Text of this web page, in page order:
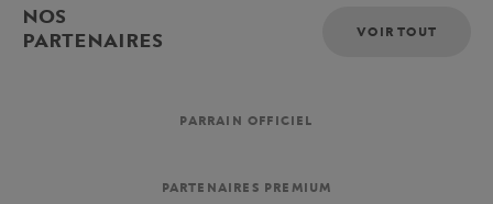
NOS
PARTENAIRES
VOIR TOUT
PARRAIN OFFICIEL